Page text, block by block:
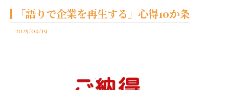
「語りで企業を再生する」心得10か条
2025/09/19